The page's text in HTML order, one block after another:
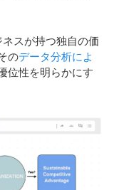
スが持つ独自の価
のデータ分析によ
位性を明らかにす